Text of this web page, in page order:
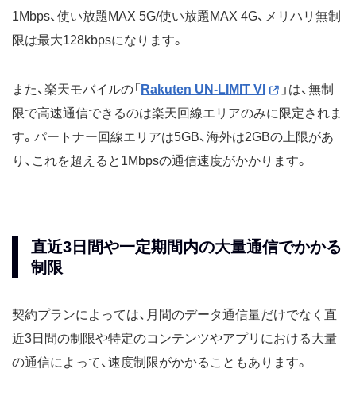
1Mbps、使い放題MAX 5G/使い放題MAX 4G、メリハリ無制
限は最大128kbpsになります。
また、楽天モバイルの「 Rakuten UN-LIMIT VI
」は、無制
限で高速通信できるのは楽天回線エリアのみに限定されま
す。パートナー回線エリアは5GB、海外は2GBの上限があ
り、これを超えると1Mbpsの通信速度がかかります。
直近3日間や一定期間内の大量通信でかかる
制限
契約プランによっては、月間のデータ通信量だけでなく直
近3日間の制限や特定のコンテンツやアプリにおける大量
の通信によって、速度制限がかかることもあります。